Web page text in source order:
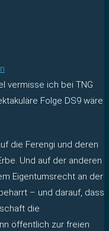
vermisse ich bei TNG
Folge DS9 wäre
die Ferengi und deren
Und auf der anderen
Eigentumsrecht an der
– und darauf, dass
die
öffentlich zur freien